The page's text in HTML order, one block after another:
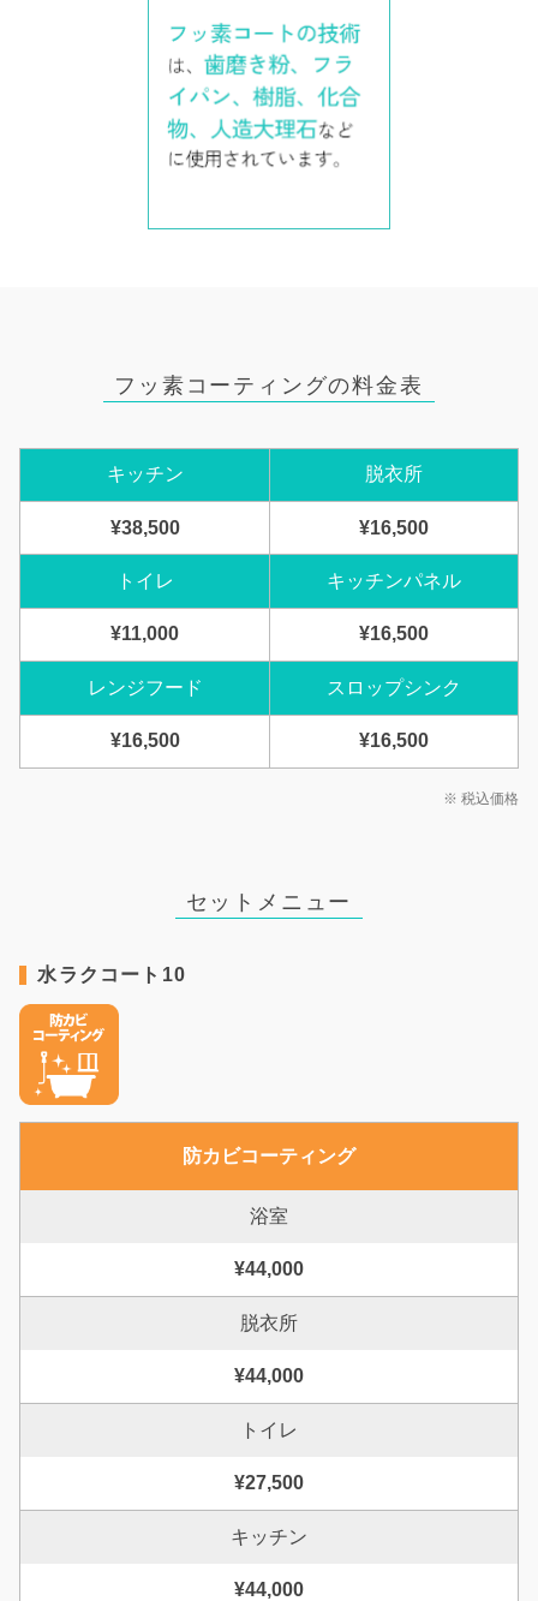
フッ素コーティングの料金表
キッチン
¥38,500
脱衣所
¥16,500
トイレ
¥11,000
キッチンパネル
¥16,500
レンジフード
¥16,500
スロップシンク
¥16,500
※ 税込価格
セットメニュー
水ラクコート10
防カビコーティング
浴室
¥44,000
脱衣所
¥44,000
トイレ
¥27,500
キッチン
¥44,000